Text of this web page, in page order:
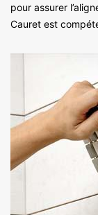
pour assurer
Cauret est